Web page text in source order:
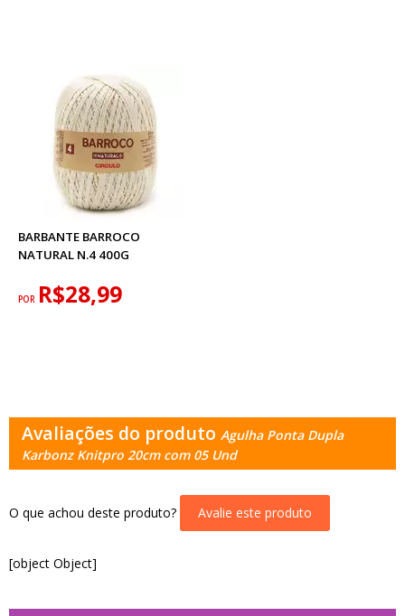
BARBANTE BARROCO
NATURAL N.4 400G
POR R$28,99
Avaliações do produto Agulha Ponta Dupla
Karbonz Knitpro 20cm com 05 Und
O que achou deste produto? Avalie este produto
[object Object]